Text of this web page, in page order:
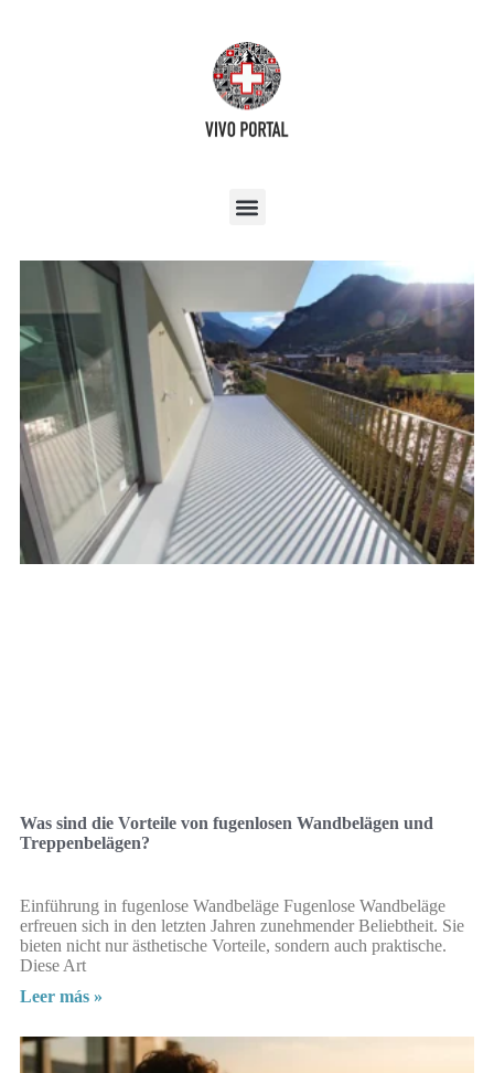
Was sind die Vorteile von fugenlosen Wandbelägen und
Treppenbelägen?
Einführung in fugenlose Wandbeläge Fugenlose Wandbeläge
erfreuen sich in den letzten Jahren zunehmender Beliebtheit. Sie
bieten nicht nur ästhetische Vorteile, sondern auch praktische.
Diese Art
Leer más »